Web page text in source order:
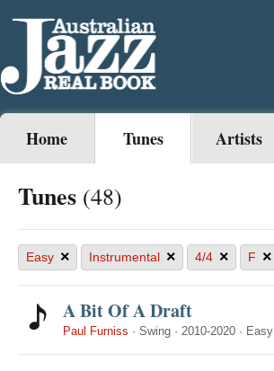
Home Tunes Artists
Tunes (48)
Easy × Instrumental × 4/4 × F ×
A Bit Of A Draft
Paul Furniss · Swing · 2010-2020 · Easy